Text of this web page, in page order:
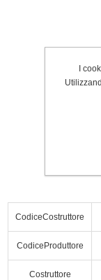
CodiceCostruttore
CodiceProduttore
Costruttore
I